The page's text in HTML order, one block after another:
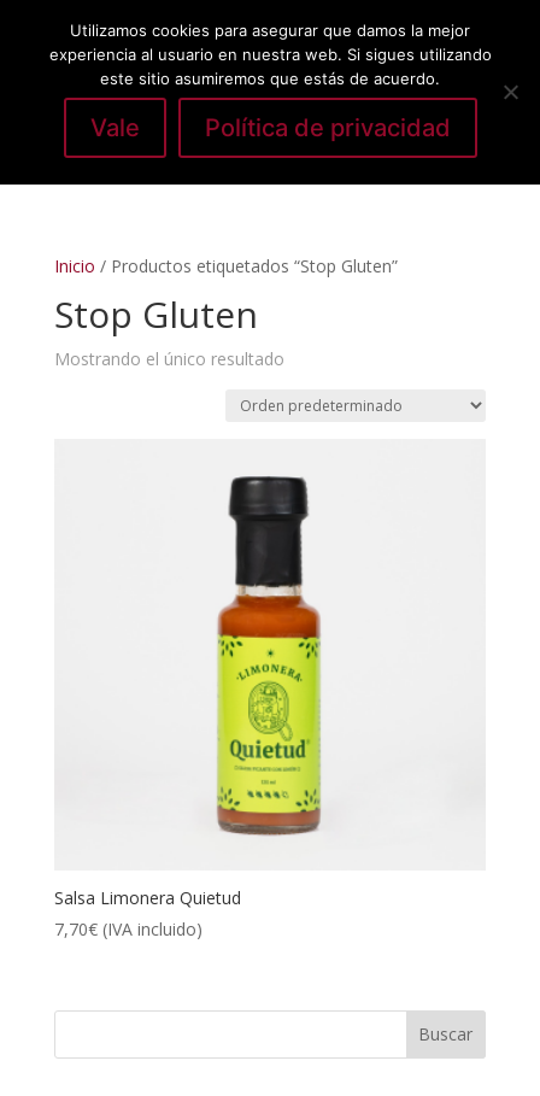
Seleccionar página
Inicio / Productos etiquetados “Stop Gluten”
Stop Gluten
Mostrando el único resultado
Salsa Limonera Quietud
7,70€ (IVA incluido)
Utilizamos cookies para asegurar que damos la mejor
experiencia al usuario en nuestra web. Si sigues utilizando
este sitio asumiremos que estás de acuerdo.
Vale Política de privacidad